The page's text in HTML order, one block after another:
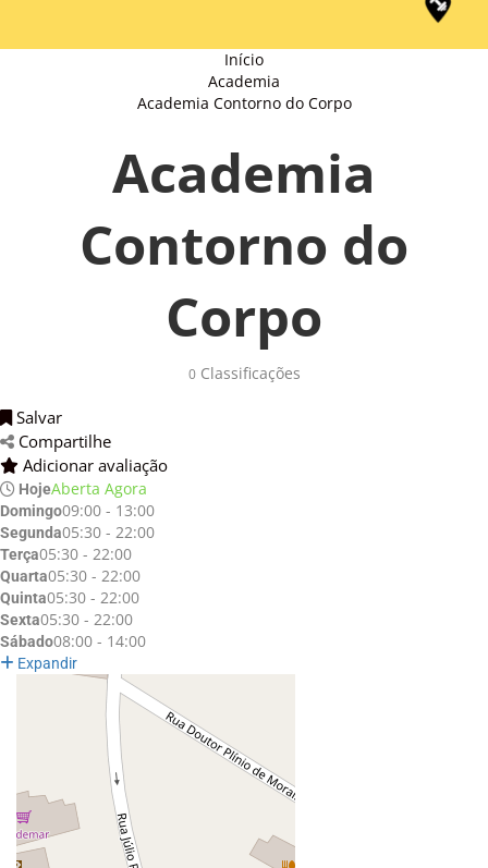
Início
Academia
Academia Contorno do Corpo
Academia
Contorno do
Corpo
0Classificações
Salvar
Compartilhe
Adicionar avaliação
HojeAberta Agora
Domingo09:00 - 13:00
Segunda05:30 - 22:00
Terça05:30 - 22:00
Quarta05:30 - 22:00
Quinta05:30 - 22:00
Sexta05:30 - 22:00
Sábado08:00 - 14:00
Expandir